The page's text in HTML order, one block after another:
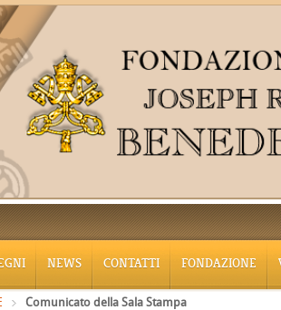
NEWS CONTATTI FONDAZIONE
Comunicato della Sala Stampa